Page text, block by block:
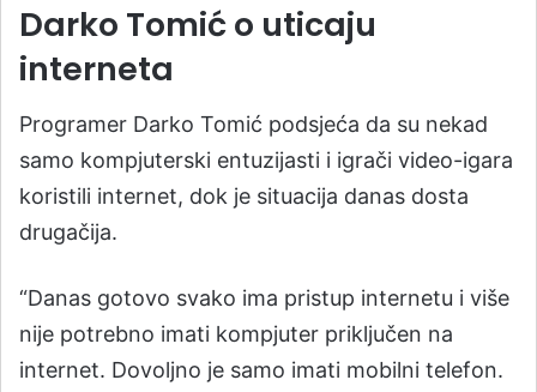
Darko Tomić o uticaju
interneta
Programer Darko Tomić podsjeća da su nekad
samo kompjuterski entuzijasti i igrači video-igara
koristili internet, dok je situacija danas dosta
drugačija.
“Danas gotovo svako ima pristup internetu i više
nije potrebno imati kompjuter priključen na
internet. Dovoljno je samo imati mobilni telefon.